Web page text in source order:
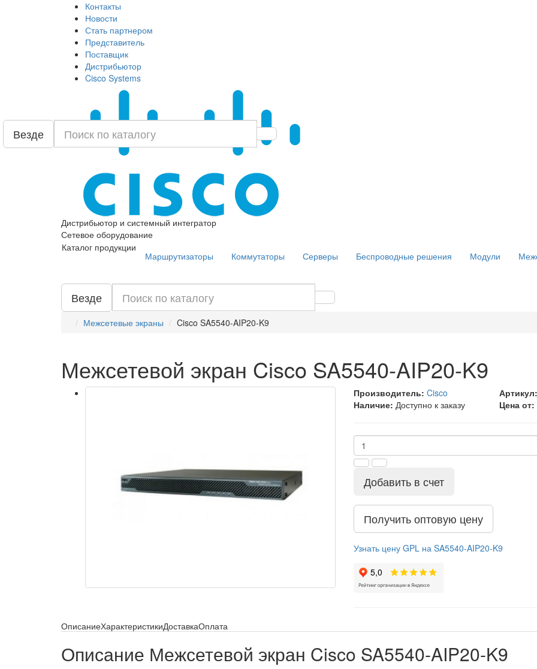
Контакты
Новости
Стать партнером
Представитель
Поставщик
Дистрибьютор
Cisco Systems
Дистрибьютор и системный интегратор
Сетевое оборудование
Везде
Каталог продукции
Маршрутизаторы Коммутаторы Серверы Беспроводные решения Модули
Везде
Межсетевые экраны Cisco SA5540-AIP20-K9
Межсетевой экран Cisco SA5540-AIP20-K9
Производитель: Cisco
Наличие: Доступно к заказу Цена от:
Добавить в счет
Получить оптовую цену
Узнать цену GPL на SA5540-AIP20-K9
ОписаниеХарактеристикиДоставкаОплата
Описание Межсетевой экран Cisco SA5540-AIP20-K9